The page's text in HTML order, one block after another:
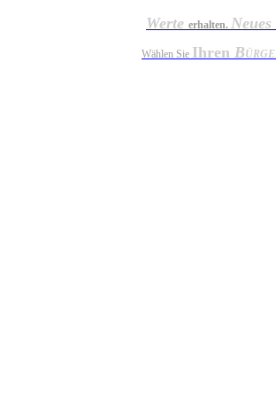
Werte erhalten. Neues
Wählen Sie Ihren B